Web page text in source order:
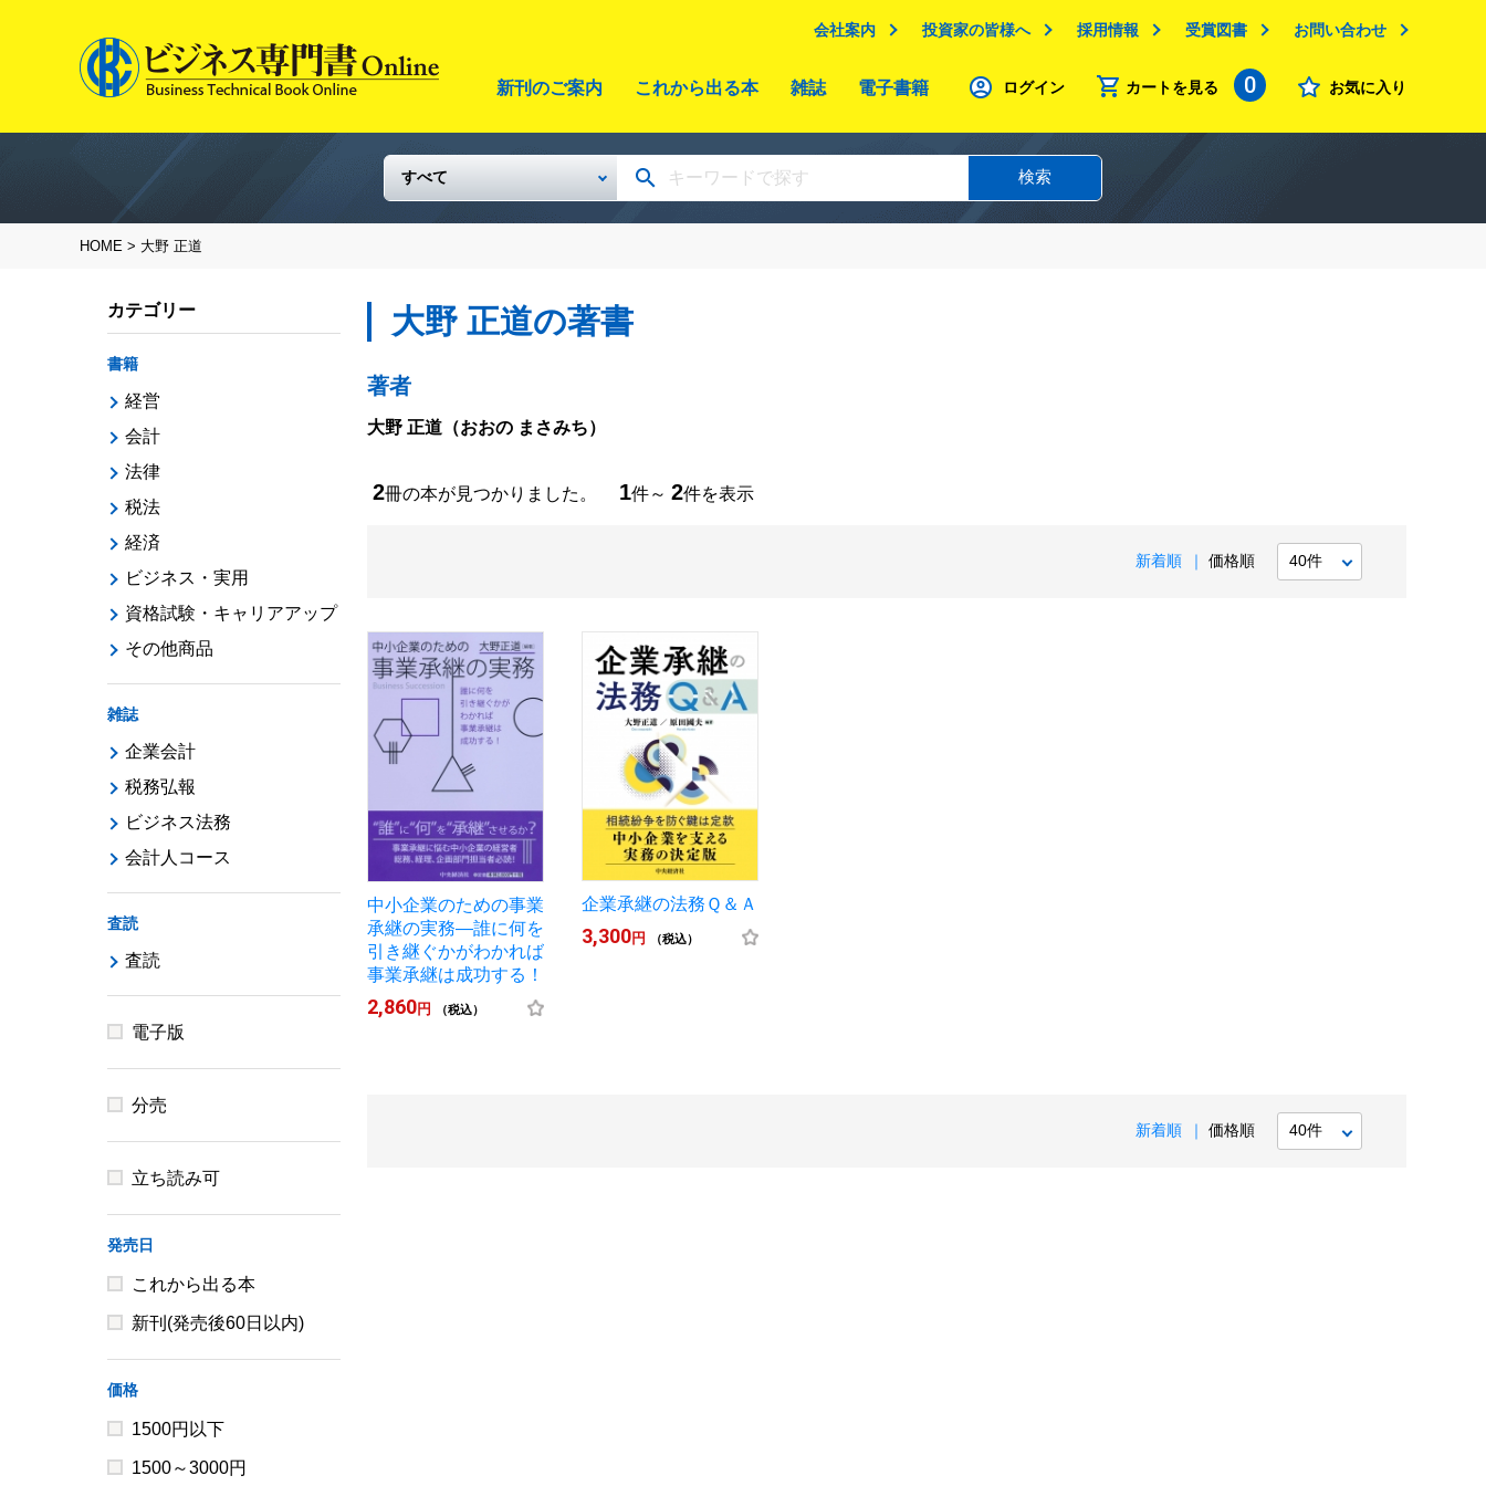
会社案内 投資家の皆様へ 採用情報 受賞図書 お問い合わせ
新刊のご案内 これから出る本 雑誌 電子書籍 ログイン カートを見る 0 お気に入り
検索
HOME > 大野 正道
大野 正道の著書
著者
大野 正道 （おおの まさみち）
2冊の本が見つかりました。 1件～ 2件を表示
新着順 価格順
中小企業のための事業
承継の実務―誰に何を
引き継ぐかがわかれば
事業承継は成功する！
2,860円 （税込）
企業承継の法務Ｑ＆Ａ
3,300円 （税込）
新着順 価格順
カテゴリー
書籍
経営
会計
法律
税法
経済
ビジネス・実用
資格試験・キャリアアップ
その他商品
雑誌
企業会計
税務弘報
ビジネス法務
会計人コース
査読
査読
電子版
分売
立ち読み可
発売日
これから出る本
新刊(発売後60日以内)
価格
1500円以下
1500～3000円